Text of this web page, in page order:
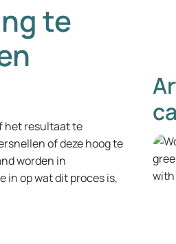
te
het resultaat te
of deze hoog te
worden in
in op wat dit proces is,